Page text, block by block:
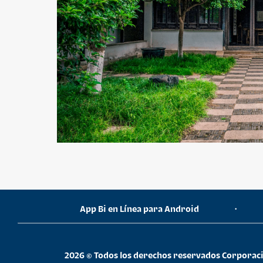
¿Necesitas ayuda?
App Bi en Línea para Android •
2026 © Todos los derechos reservados